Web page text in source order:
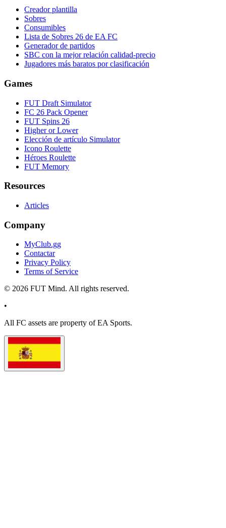
Creador plantilla
Sobres
Consumibles
Lista de Sobres 26 de EA FC
Generador de partidos
SBC con la mejor relación calidad-precio
Jugadores más baratos por clasificación
Games
FUT Draft Simulator
FC 26 Pack Opener
FUT Spins 26
Higher or Lower
Elección de artículo Simulator
Icono Roulette
Héroes Roulette
FUT Memory
Resources
Articles
Company
MyClub.gg
Contactar
Privacy Policy
Terms of Service
© 2026 FUT Mind. All rights reserved.
•
All FC assets are property of EA Sports.